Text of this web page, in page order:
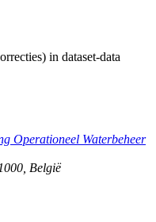
in dataset-data
Operationeel Waterbeheer
1000 België